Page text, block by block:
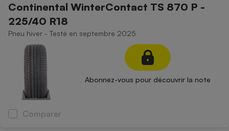
Continental WinterContact TS 870 P -
225/40 R18
Pneu hiver - Testé en septembre 2025
Abonnez-vous pour découvrir la note
Comparer